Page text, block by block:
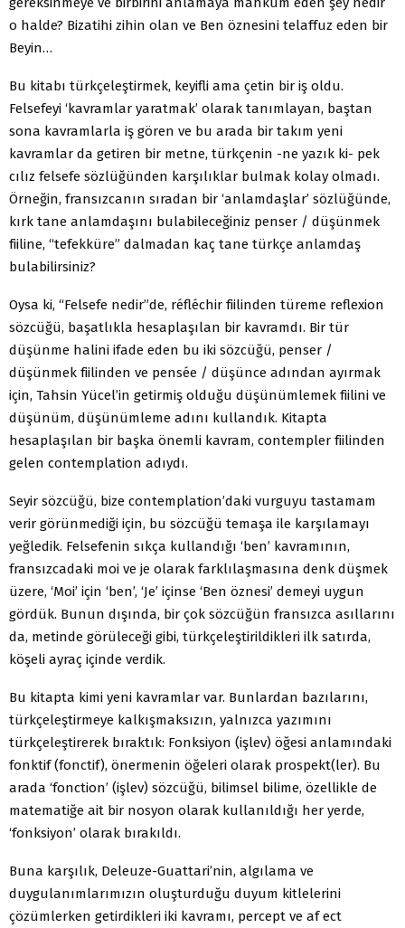
o halde? Bizatihi zihin olan ve Ben öznesini telaffuz eden bir
Beyin…
Bu kitabı türkçeleştirmek, keyifli ama çetin bir iş oldu.
Felsefeyi ‘kavramlar yaratmak’ olarak tanımlayan, baştan
sona kavramlarla iş gören ve bu arada bir takım yeni
kavramlar da getiren bir metne, türkçenin -ne yazık ki- pek
cılız felsefe sözlüğünden karşılıklar bulmak kolay olmadı.
Örneğin, fransızcanın sıradan bir ‘anlamdaşlar’ sözlüğünde,
kırk tane anlamdaşını bulabileceğiniz penser / düşünmek
fiiline, “tefekküre” dalmadan kaç tane türkçe anlamdaş
bulabilirsiniz?
Oysa ki, “Felsefe nedir”de, réfléchir fiilinden türeme reflexion
sözcüğü, başatlıkla hesaplaşılan bir kavramdı. Bir tür
düşünme halini ifade eden bu iki sözcüğü, penser /
düşünmek fiilinden ve pensée / düşünce adından ayırmak
için, Tahsin Yücel’in getirmiş olduğu düşünümlemek fiilini ve
düşünüm, düşünümleme adını kullandık. Kitapta
hesaplaşılan bir başka önemli kavram, contempler fiilinden
gelen contemplation adıydı.
Seyir sözcüğü, bize contemplation’daki vurguyu tastamam
verir görünmediği için, bu sözcüğü temaşa ile karşılamayı
yeğledik. Felsefenin sıkça kullandığı ‘ben’ kavramının,
fransızcadaki moi ve je olarak farklılaşmasına denk düşmek
üzere, ‘Moi’ için ‘ben’, ‘Je’ içinse ‘Ben öznesi’ demeyi uygun
gördük. Bunun dışında, bir çok sözcüğün fransızca asıllarını
da, metinde görüleceği gibi, türkçeleştirildikleri ilk satırda,
köşeli ayraç içinde verdik.
Bu kitapta kimi yeni kavramlar var. Bunlardan bazılarını,
türkçeleştirmeye kalkışmaksızın, yalnızca yazımını
türkçeleştirerek bıraktık: Fonksiyon (işlev) öğesi anlamındaki
fonktif (fonctif), önermenin öğeleri olarak prospekt(ler). Bu
arada ‘fonction’ (işlev) sözcüğü, bilimsel bilime, özellikle de
matematiğe ait bir nosyon olarak kullanıldığı her yerde,
‘fonksiyon’ olarak bırakıldı.
Buna karşılık, Deleuze-Guattari’nin, algılama ve
duygulanımlarımızın oluşturduğu duyum kitlelerini
çözümlerken getirdikleri iki kavramı, percept ve af ect